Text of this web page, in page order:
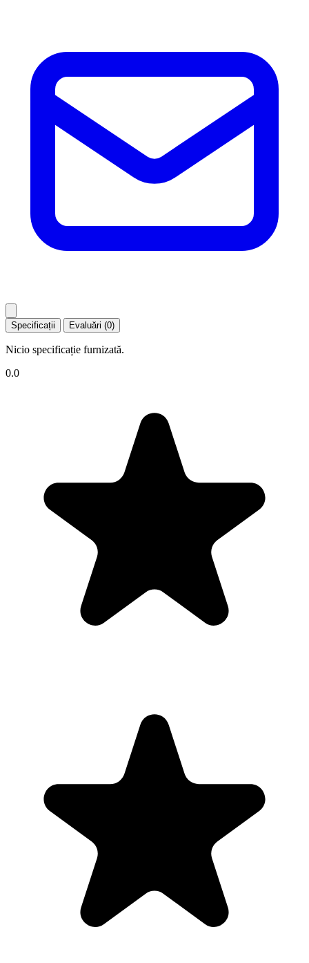
Specificații Evaluări (0)
Nicio specificație furnizată.
0.0